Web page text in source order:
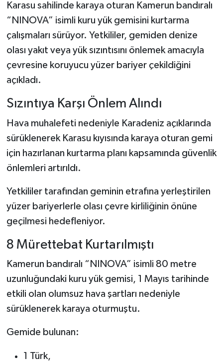
Karasu sahilinde karaya oturan Kamerun bandıralı
“NINOVA” isimli kuru yük gemisini kurtarma
çalışmaları sürüyor. Yetkililer, gemiden denize
olası yakıt veya yük sızıntısını önlemek amacıyla
çevresine koruyucu yüzer bariyer çekildiğini
açıkladı.
Sızıntıya Karşı Önlem Alındı
Hava muhalefeti nedeniyle Karadeniz açıklarında
sürüklenerek Karasu kıyısında karaya oturan gemi
için hazırlanan kurtarma planı kapsamında güvenlik
önlemleri artırıldı.
Yetkililer tarafından geminin etrafına yerleştirilen
yüzer bariyerlerle olası çevre kirliliğinin önüne
geçilmesi hedefleniyor.
8 Mürettebat Kurtarılmıştı
Kamerun bandıralı “NINOVA” isimli 80 metre
uzunluğundaki kuru yük gemisi, 1 Mayıs tarihinde
etkili olan olumsuz hava şartları nedeniyle
sürüklenerek karaya oturmuştu.
Gemide bulunan:
1 Türk,